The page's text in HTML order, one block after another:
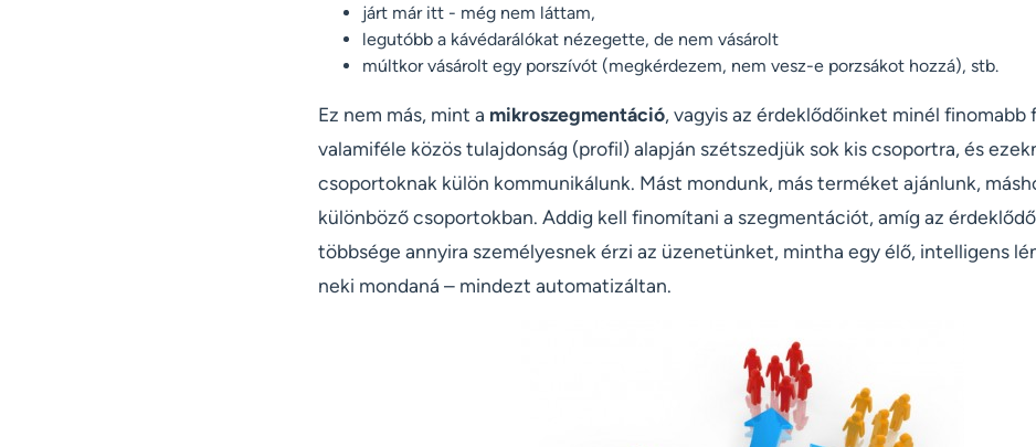
járt már itt - még nem láttam,
legutóbb a kávédarálókat nézegette, de nem vásárolt
múltkor vásárolt egy porszívót (megkérdezem, nem vesz-e porzsákot hozzá), stb.
Ez nem más, mint a mikroszegmentáció, vagyis az érdeklődőinket minél finomabb
valamiféle közös tulajdonság (profil) alapján szétszedjük sok kis csoportra, és
csoportoknak külön kommunikálunk. Mást mondunk, más terméket ajánlunk,
különböző csoportokban. Addig kell finomítani a szegmentációt, amíg az
többsége annyira személyesnek érzi az üzenetünket, mintha egy élő, intelligens
neki mondaná – mindezt automatizáltan.